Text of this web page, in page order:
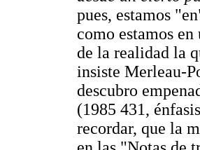
pues, estamos
como estamos
de la realidad la
insiste Merleau-
descubro
(1985 431,
recordar, que la